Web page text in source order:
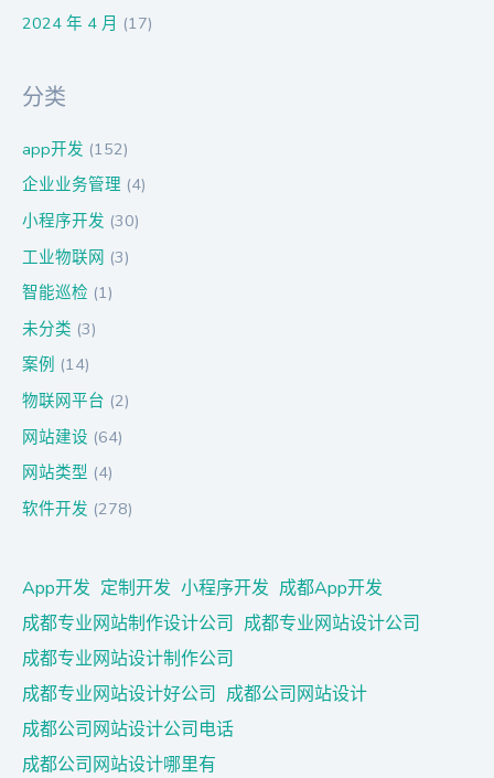
2024 年 4 月 (17)
分类
app开发 (152)
企业业务管理 (4)
小程序开发 (30)
工业物联网 (3)
智能巡检 (1)
未分类 (3)
案例 (14)
物联网平台 (2)
网站建设 (64)
网站类型 (4)
软件开发 (278)
App开发 定制开发 小程序开发 成都App开发
成都专业网站制作设计公司 成都专业网站设计公司
成都专业网站设计制作公司
成都专业网站设计好公司 成都公司网站设计
成都公司网站设计公司电话
成都公司网站设计哪里有